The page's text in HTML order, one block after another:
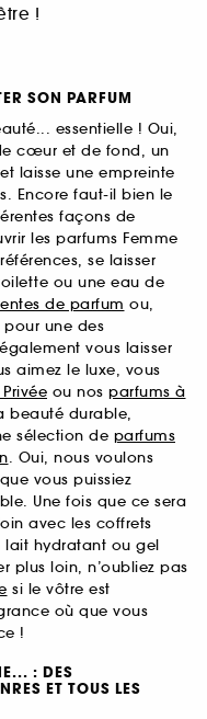
!
SON PARFUM
essentielle ! Oui,
cœur et de fond, un
laisse une empreinte
Encore faut-il bien le
façons de
les parfums Femme
se laisser
ou une eau de
de parfum ou,
une des
vous laisser
aimez le luxe, vous
ou nos parfums à
beauté durable,
sélection de parfums
. Oui, nous voulons
vous puissiez
Une fois que ce sera
avec les coffrets
lait hydratant ou gel
plus loin, n’oubliez pas
si le vôtre est
où que vous
!
: DES
ET TOUS LES